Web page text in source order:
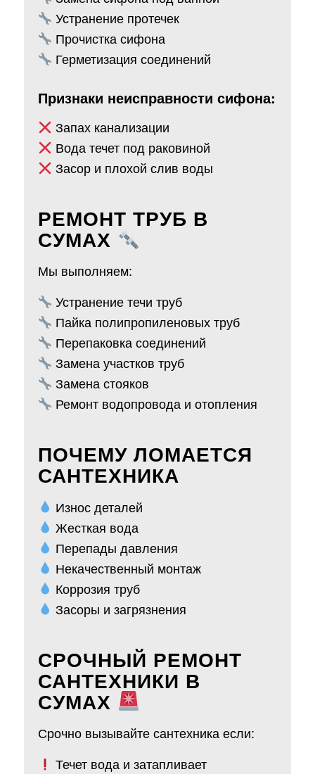
Устранение протечек
Прочистка сифона
Герметизация соединений
Признаки неисправности сифона:
Запах канализации
Вода течет под раковиной
Засор и плохой слив воды
РЕМОНТ ТРУБ В
СУМАХ
Мы выполняем:
Устранение течи труб
Пайка полипропиленовых труб
Перепаковка соединений
Замена участков труб
Замена стояков
Ремонт водопровода и отопления
ПОЧЕМУ ЛОМАЕТСЯ
САНТЕХНИКА
Износ деталей
Жесткая вода
Перепады давления
Некачественный монтаж
Коррозия труб
Засоры и загрязнения
СРОЧНЫЙ РЕМОНТ
САНТЕХНИКИ В
СУМАХ
Срочно вызывайте сантехника если:
Течет вода и затапливает